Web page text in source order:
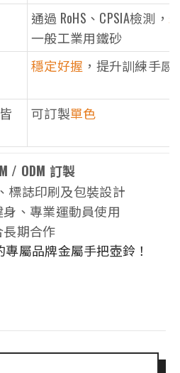
通過 RoHS、CPSIA檢測，
一般工業用鐵砂
穩定好握 ，提升訓練手感
可訂製單色
/ ODM 訂製
標誌印刷及包裝設計
、專業運動員使用
長期合作
屬品牌金屬手把壺鈴！